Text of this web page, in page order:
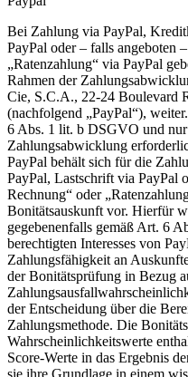
Bei Zahlung via PayPal,
PayPal oder – falls angeboten
„Ratenzahlung“ via PayPal
Rahmen der
Cie, S.C.A., 22-24 Boulevard
(nachfolgend „PayPal“),
6 Abs. 1 lit. b DSGVO und
Zahlungsabwicklung
PayPal behält sich für die
PayPal, Lastschrift via PayPal
Rechnung“ oder
Bonitätsauskunft vor. Hierfür
gegebenenfalls gemäß Art. 6
berechtigten Interesses von
Zahlungsfähigkeit an
der Bonitätsprüfung in Bezug
der Entscheidung über die
Zahlungsmethode. Die
Wahrscheinlichkeitswerte
Score-Werte in das Ergebnis
sie ihre Grundlage in einem